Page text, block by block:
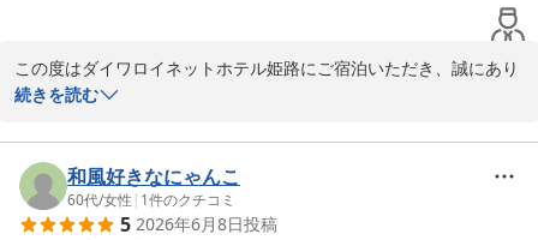
また機会がございましたら、ぜひご利用をお待ちしております。
ダイワロイネットホテル姫路
この度はダイワロイネットホテル姫路にご宿泊いただき、誠にあり
がとうございました。
たこと、重ねて御礼申し上げます。
お部屋からご覧いただいた姫路城に感動されたとのこと、そして快
適にお過ごしいただけたご様子を伺い、大変嬉しく存じます。
続きを読む
和風好きなにゃんこ
60代/女性 | 1件のクチコミ
5 2026年6月8日投稿